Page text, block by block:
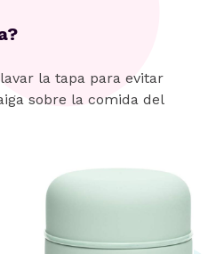
la tapa para evitar
sobre la comida del